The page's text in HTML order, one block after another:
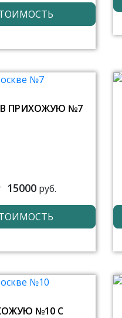
ПРИХОЖУЮ №7
15000руб.
№10 С